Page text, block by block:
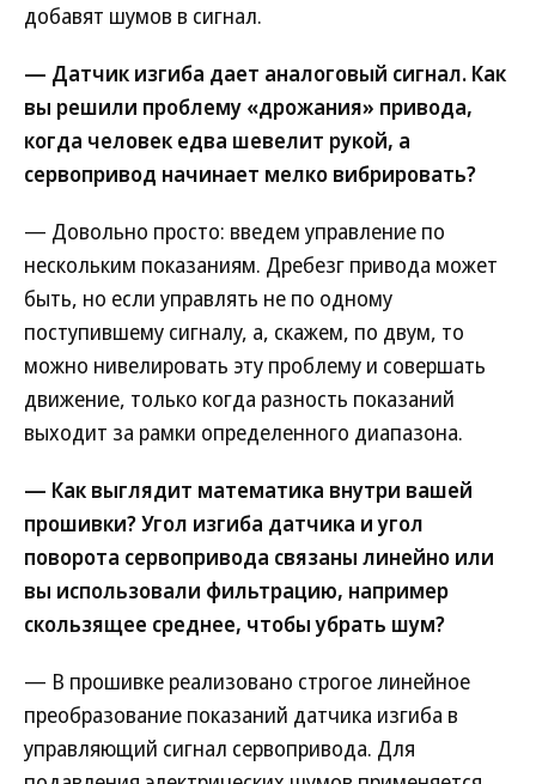
добавят шумов в сигнал.
— Датчик изгиба дает аналоговый сигнал. Как
вы решили проблему «дрожания» привода,
когда человек едва шевелит рукой, а
сервопривод начинает мелко вибрировать?
— Довольно просто: введем управление по
нескольким показаниям. Дребезг привода может
быть, но если управлять не по одному
поступившему сигналу, а, скажем, по двум, то
можно нивелировать эту проблему и совершать
движение, только когда разность показаний
выходит за рамки определенного диапазона.
— Как выглядит математика внутри вашей
прошивки? Угол изгиба датчика и угол
поворота сервопривода связаны линейно или
вы использовали фильтрацию, например
скользящее среднее, чтобы убрать шум?
— В прошивке реализовано строгое линейное
преобразование показаний датчика изгиба в
управляющий сигнал сервопривода. Для